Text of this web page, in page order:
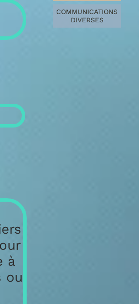
COMMUNICATIONS
DIVERSES